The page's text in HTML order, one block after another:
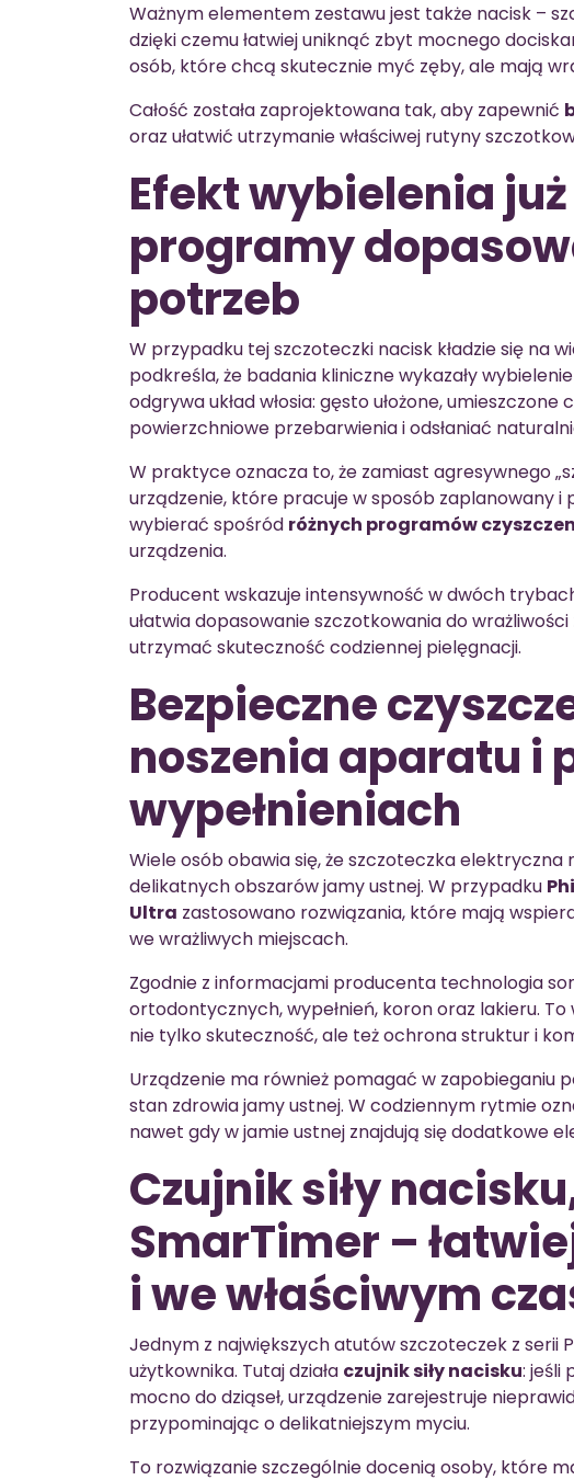
Ważnym elementem zestawu jest także nacisk –
dzięki czemu łatwiej uniknąć zbyt mocnego
osób, które chcą skutecznie myć zęby, ale mają
Całość została zaprojektowana tak, aby zapewnić
oraz ułatwić utrzymanie właściwej rutyny
Efekt wybielenia
programy
potrzeb
W przypadku tej szczoteczki nacisk kładzie się na
podkreśla, że badania kliniczne wykazały
odgrywa układ włosia: gęsto ułożone,
powierzchniowe przebarwienia i odsłaniać
W praktyce oznacza to, że zamiast agresywnego
urządzenie, które pracuje w sposób zaplanowany i
wybierać spośród różnych programów
urządzenia.
Producent wskazuje intensywność w dwóch
ułatwia dopasowanie szczotkowania do
utrzymać skuteczność codziennej pielęgnacji.
Bezpieczne
noszenia aparatu i
wypełnieniach
Wiele osób obawia się, że szczoteczka
delikatnych obszarów jamy ustnej. W przypadku
Ultra zastosowano rozwiązania, które mają
we wrażliwych miejscach.
Zgodnie z informacjami producenta technologia
ortodontycznych, wypełnień, koron oraz lakieru.
nie tylko skuteczność, ale też ochrona struktur i
Urządzenie ma również pomagać w zapobieganiu
stan zdrowia jamy ustnej. W codziennym rytmie
nawet gdy w jamie ustnej znajdują się dodatkowe
Czujnik siły
SmarTimer –
i we właściwym
Jednym z największych atutów szczoteczek z serii
użytkownika. Tutaj działa czujnik siły nacisku: jeśli
mocno do dziąseł, urządzenie zarejestruje
przypominając o delikatniejszym myciu.
To rozwiązanie szczególnie docenią osoby, które